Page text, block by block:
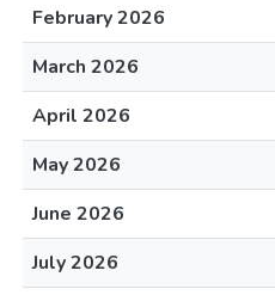
February 2026
March 2026
April 2026
May 2026
June 2026
July 2026